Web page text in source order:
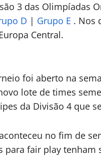
3 das Olimpíadas
D | Grupo E . Nos
Central.
foi aberto na
lote de times
da Divisão 4 que
no fim de
para fair play tenham